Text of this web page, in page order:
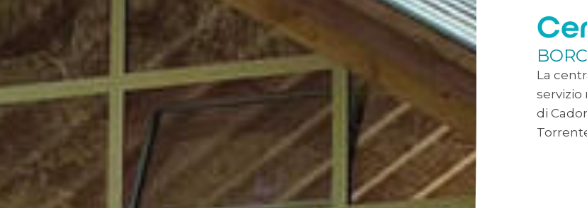
La
servizio
di